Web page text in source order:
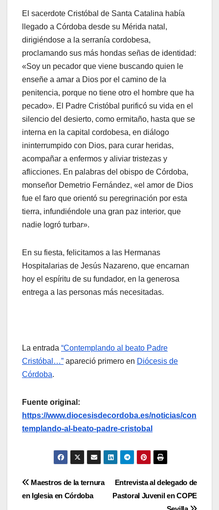
El sacerdote Cristóbal de Santa Catalina había
llegado a Córdoba desde su Mérida natal,
dirigiéndose a la serranía cordobesa,
proclamando sus más hondas señas de identidad:
«Soy un pecador que viene buscando quien le
enseñe a amar a Dios por el camino de la
penitencia, porque no tiene otro el hombre que ha
pecado». El Padre Cristóbal purificó su vida en el
silencio del desierto, como ermitaño, hasta que se
interna en la capital cordobesa, en diálogo
ininterrumpido con Dios, para curar heridas,
acompañar a enfermos y aliviar tristezas y
aflicciones. En palabras del obispo de Córdoba,
monseñor Demetrio Fernández, «el amor de Dios
fue el faro que orientó su peregrinación por esta
tierra, infundiéndole una gran paz interior, que
nadie logró turbar».
En su fiesta, felicitamos a las Hermanas
Hospitalarias de Jesús Nazareno, que encarnan
hoy el espíritu de su fundador, en la generosa
entrega a las personas más necesitadas.
La entrada “Contemplando al beato Padre
Cristóbal…” apareció primero en Diócesis de
Córdoba.
Fuente original:
https://www.diocesisdecordoba.es/noticias/con
templando-al-beato-padre-cristobal
Navegación
de
Entrevista al delegado de
Pastoral Juvenil en COPE
Maestros de la ternura
en Iglesia en Córdoba